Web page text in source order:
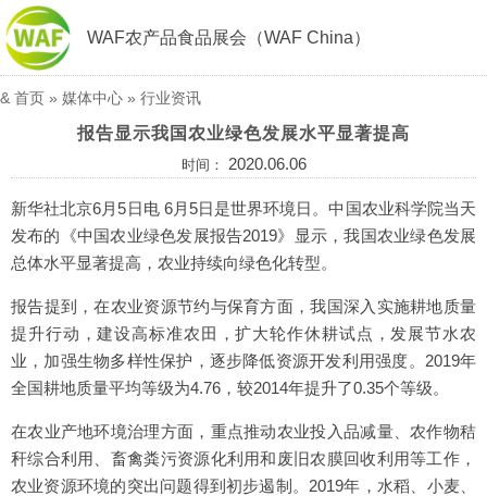
WAF农产品食品展会（WAF China）
& 首页 » 媒体中心 » 行业资讯
报告显示我国农业绿色发展水平显著提高
时间： 2020.06.06
新华社北京6月5日电 6月5日是世界环境日。中国农业科学院当天
发布的《中国农业绿色发展报告2019》显示，我国农业绿色发展
总体水平显著提高，农业持续向绿色化转型。
报告提到，在农业资源节约与保育方面，我国深入实施耕地质量
提升行动，建设高标准农田，扩大轮作休耕试点，发展节水农
业，加强生物多样性保护，逐步降低资源开发利用强度。2019年
全国耕地质量平均等级为4.76，较2014年提升了0.35个等级。
在农业产地环境治理方面，重点推动农业投入品减量、农作物秸
秆综合利用、畜禽粪污资源化利用和废旧农膜回收利用等工作，
农业资源环境的突出问题得到初步遏制。2019年，水稻、小麦、